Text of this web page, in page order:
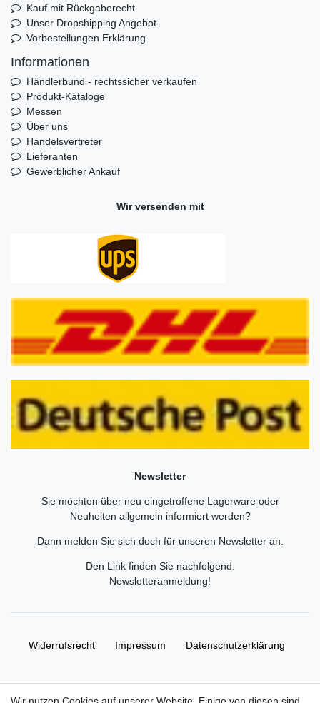
Kauf mit Rückgaberecht
Unser Dropshipping Angebot
Vorbestellungen Erklärung
Informationen
Händlerbund - rechtssicher verkaufen
Produkt-Kataloge
Messen
Über uns
Handelsvertreter
Lieferanten
Gewerblicher Ankauf
Wir versenden mit
Newsletter
Sie möchten über neu eingetroffene Lagerware oder
Neuheiten allgemein informiert werden?
Dann melden Sie sich doch für unseren Newsletter an.
Den Link finden Sie nachfolgend:
Newsletteranmeldung!
Widerrufs­recht Impressum Daten­schutz­erklärung